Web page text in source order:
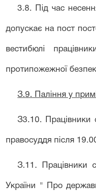
3.8. Під час
допускає на пост
вестибюлі
протипожежної
З.9. Паління у
З3.10.
правосуддя після
З.11 . Працівники
України " Про